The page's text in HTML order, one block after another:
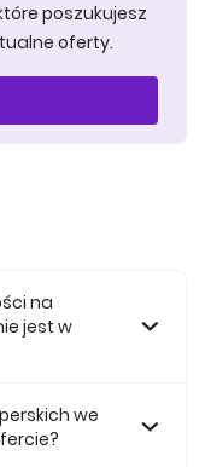
poszukujesz
oferty.
na
jest w
we